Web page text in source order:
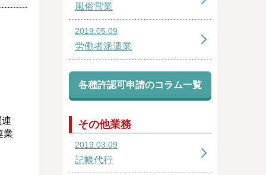
業
風俗営業
2019.05.09
労働者派遣業
各種許認可申請のコラム一覧
その他業務
2019.03.09
記帳代行